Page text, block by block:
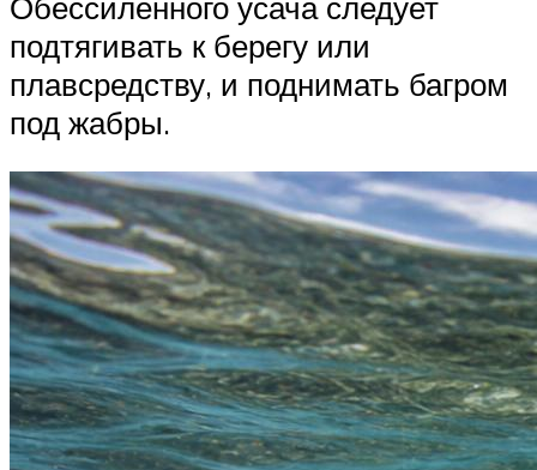
подтягивать к берегу или
плавсредству, и поднимать багром
под жабры.